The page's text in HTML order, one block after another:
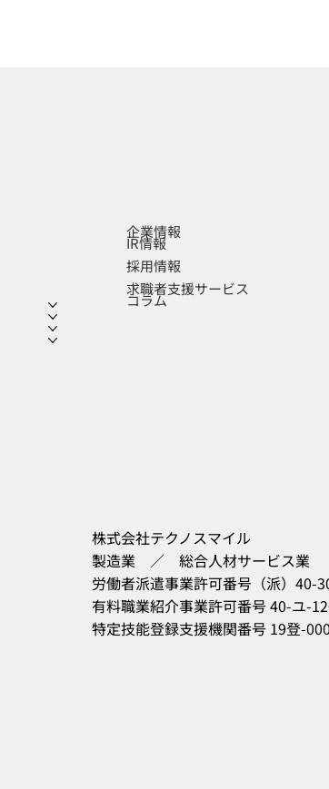
企業情報
IR情報
採用情報
求職者支援サービス
コラム
株式会社テクノスマイル
製造業 ／ 総合人材サービス業
労働者派遣事業許可番号（派）40-
有料職業紹介事業許可番号 40-ユ-
特定技能登録支援機関番号 19登-